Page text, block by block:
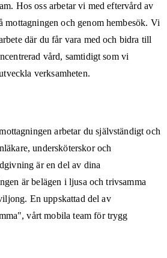
Hos oss arbetar vi med eftervård av
mottagningen och genom hembesök. Vi
där du får vara med och bidra till
vård, samtidigt som vi
verksamheten.
arbetar du självständigt och
undersköterskor och
är en del av dina
är belägen i ljusa och trivsamma
En uppskattad del av
vårt mobila team för trygg